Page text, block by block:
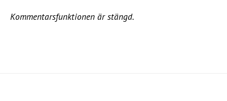
Kommentarsfunktionen är stängd.